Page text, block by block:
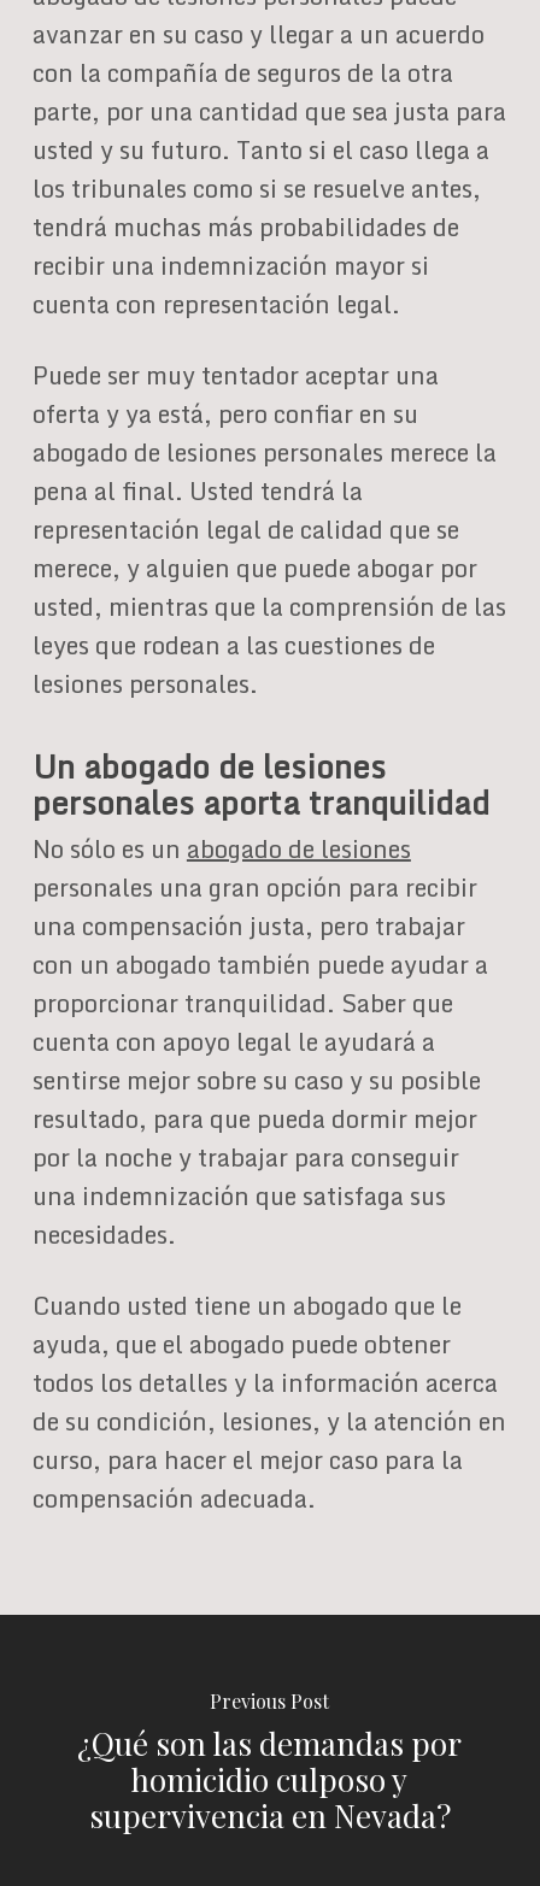
avanzar en su caso y llegar a un acuerdo
con la compañía de seguros de la otra
parte, por una cantidad que sea justa para
usted y su futuro. Tanto si el caso llega a
los tribunales como si se resuelve antes,
tendrá muchas más probabilidades de
recibir una indemnización mayor si
cuenta con representación legal.
Puede ser muy tentador aceptar una
oferta y ya está, pero confiar en su
abogado de lesiones personales merece la
pena al final. Usted tendrá la
representación legal de calidad que se
merece, y alguien que puede abogar por
usted, mientras que la comprensión de las
leyes que rodean a las cuestiones de
lesiones personales.
Un abogado de lesiones
personales aporta tranquilidad
No sólo es un abogado de lesiones
personales una gran opción para recibir
una compensación justa, pero trabajar
con un abogado también puede ayudar a
proporcionar tranquilidad. Saber que
cuenta con apoyo legal le ayudará a
sentirse mejor sobre su caso y su posible
resultado, para que pueda dormir mejor
por la noche y trabajar para conseguir
una indemnización que satisfaga sus
necesidades.
Cuando usted tiene un abogado que le
ayuda, que el abogado puede obtener
todos los detalles y la información acerca
de su condición, lesiones, y la atención en
curso, para hacer el mejor caso para la
compensación adecuada.
Previous Post
¿Qué son las demandas por
homicidio culposo y
supervivencia en Nevada?